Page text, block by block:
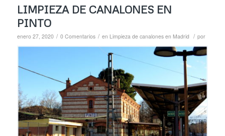
LIMPIEZA DE CANALONES EN
PINTO
enero 27, 2020 / 0 Comentarios / en Limpieza de canalones en Madrid / por